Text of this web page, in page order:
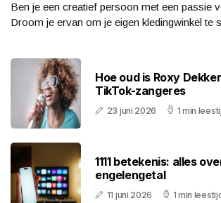
Ben je een creatief persoon met een passie
Droom je ervan om je eigen kledingwinkel te
Hoe oud is Roxy
TikTok-zangeres
23 juni 2026 1 min
1111 betekenis: alles
engelengetal
11 juni 2026 1 min